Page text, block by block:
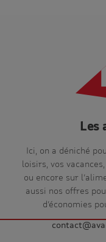
Les
Ici, on a déniché
loisirs, vos
ou encore sur
aussi nos offres
d’économies